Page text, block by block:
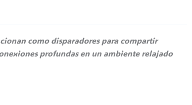
como disparadores para compartir
profundas en un ambiente relajado